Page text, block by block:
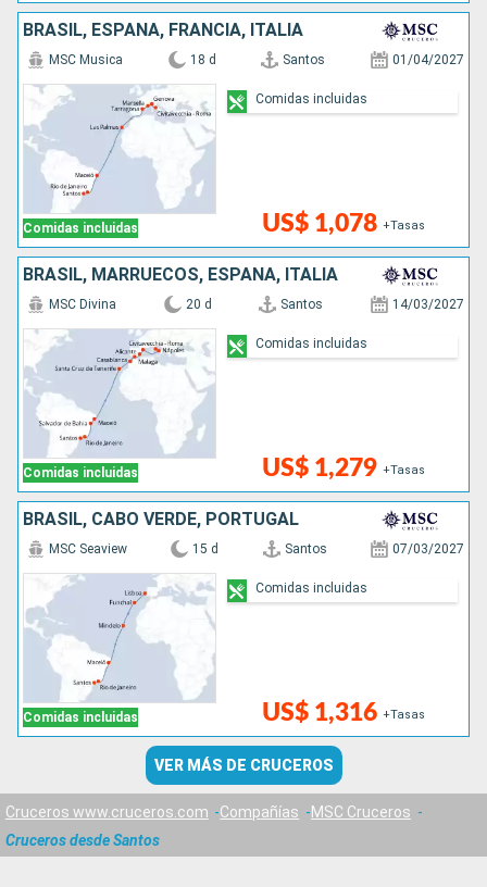
BRASIL, ESPAÑA, FRANCIA, ITALIA
Comidas incluidas
MSC Musica 18 d Santos 01/04/2027
US$ 1,078 +Tasas
Comidas incluidas
BRASIL, MARRUECOS, ESPAÑA, ITALIA
Comidas incluidas
MSC Divina 20 d Santos 14/03/2027
US$ 1,279 +Tasas
Comidas incluidas
BRASIL, CABO VERDE, PORTUGAL
Comidas incluidas
MSC Seaview 15 d Santos 07/03/2027
US$ 1,316 +Tasas
Comidas incluidas
VER MÁS DE CRUCEROS
Cruceros www.cruceros.com Compañías
MSC Cruceros
Cruceros desde Santos